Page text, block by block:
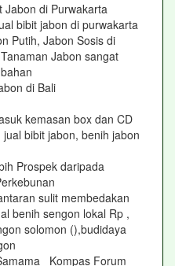
Jabon di Purwakarta
bibit jabon di purwakarta
Putih, Jabon Sosis di
Jabon sangat
di Bali
kemasan box dan CD
bibit jabon, benih jabon
Prospek daripada
sulit membedakan
benih sengon lokal Rp ,
solomon (),budidaya
Kompas Forum